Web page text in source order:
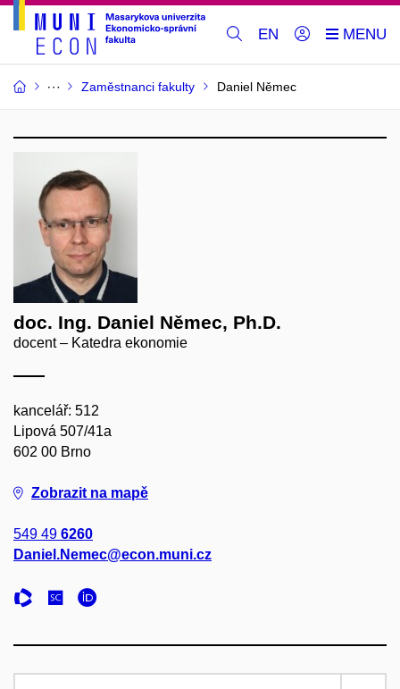
EN
Zaměstnanci fakulty Daniel Němec
doc. Ing. Daniel Němec, Ph.D.
docent – Katedra ekonomie
kancelář: 512
Lipová 507/41a
602 00 Brno
Zobrazit na mapě
549 49 6260
Daniel.Nemec@econ.muni.cz